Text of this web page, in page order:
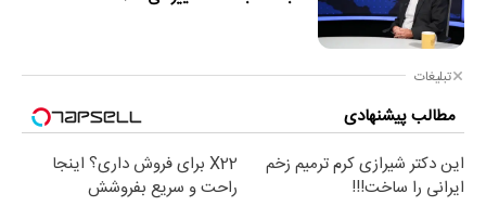
تبلیغات
مطالب پیشنهادی
این دکتر شیرازی کرم ترمیم زخم
ایرانی را ساخت!!!
X22 برای فروش داری؟ اینجا
راحت و سریع بفروشش